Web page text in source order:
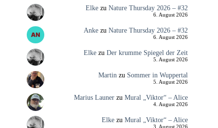
Elkezu Nature Thursday 2026 – #32
6. August 2026
Ankezu Nature Thursday 2026 – #32
6. August 2026
Elkezu Der krumme Spiegel der Zeit
5. August 2026
Martin zu Sommer in Wuppertal
5. August 2026
Marius Launerzu Mural „Viktor“ – Alice
4. August 2026
Elkezu Mural „Viktor“ – Alice
3. August 2026